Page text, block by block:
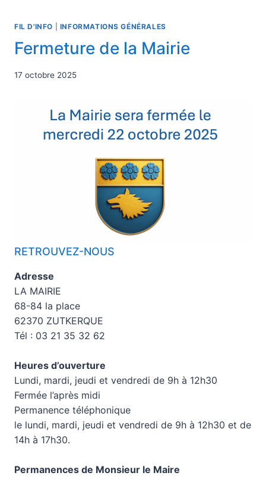
FIL D'INFO INFORMATIONS GÉNÉRALES
Fermeture de la Mairie
17 octobre 2025
RETROUVEZ-NOUS
Adresse
LA MAIRIE
68-84 la place
62370 ZUTKERQUE
Tél : 03 21 35 32 62
Heures d’ouverture
Lundi, mardi, jeudi et vendredi de 9h à 12h30
Fermée l’après midi
Permanence téléphonique
le lundi, mardi, jeudi et vendredi de 9h à 12h30 et de
14h à 17h30.
Permanences de Monsieur le Maire